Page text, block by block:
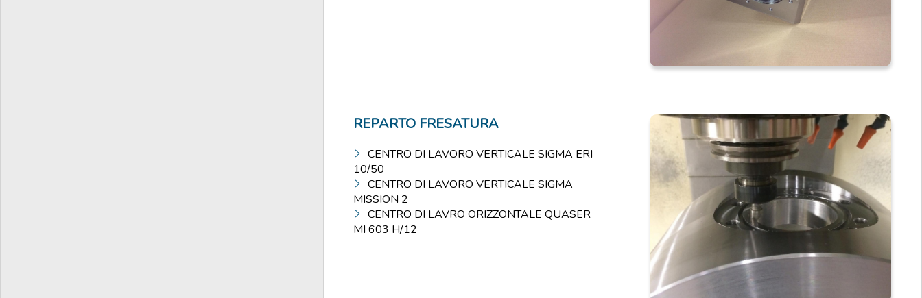
REPARTO FRESATURA
CENTRO DI LAVORO VERTICALE SIGMA ERI
10/50
CENTRO DI LAVORO VERTICALE SIGMA
MISSION 2
CENTRO DI LAVRO ORIZZONTALE QUASER
MI 603 H/12